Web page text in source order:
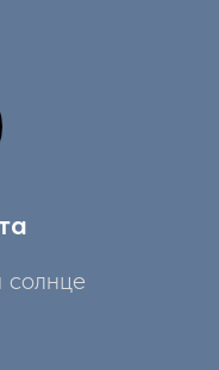
солнце